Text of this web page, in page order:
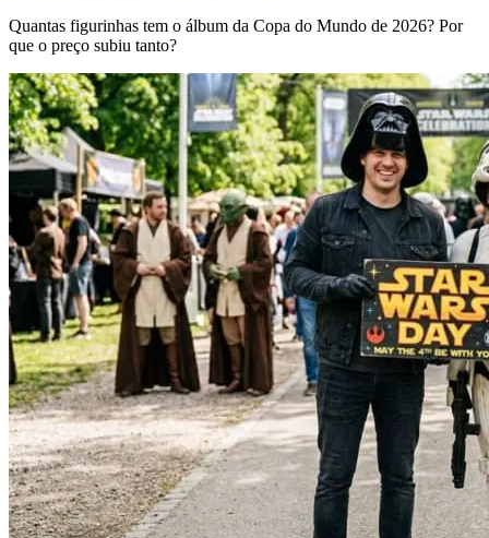
Quantas figurinhas tem o álbum da Copa do Mundo de 2026? Por
que o preço subiu tanto?